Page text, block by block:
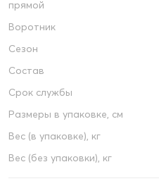
прямой
Воротник
Сезон
Состав
Срок службы
Размеры в упаковке, см
Вес (в упаковке), кг
Вес (без упаковки), кг